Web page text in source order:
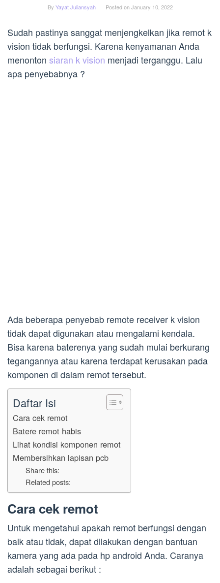
By Yayat Juliansyah Posted onJanuary 10, 2022
Sudah pastinya sanggat menjengkelkan jika remot k
vision tidak berfungsi. Karena kenyamanan Anda
menonton siaran k vision menjadi terganggu. Lalu
apa penyebabnya ?
Ada beberapa penyebab remote receiver k vision
tidak dapat digunakan atau mengalami kendala.
Bisa karena baterenya yang sudah mulai berkurang
tegangannya atau karena terdapat kerusakan pada
komponen di dalam remot tersebut.
Daftar Isi
Cara cek remot
Batere remot habis
Lihat kondisi komponen remot
Membersihkan lapisan pcb
Share this:
Related posts:
Cara cek remot
Untuk mengetahui apakah remot berfungsi dengan
baik atau tidak, dapat dilakukan dengan bantuan
kamera yang ada pada hp android Anda. Caranya
adalah sebagai berikut :